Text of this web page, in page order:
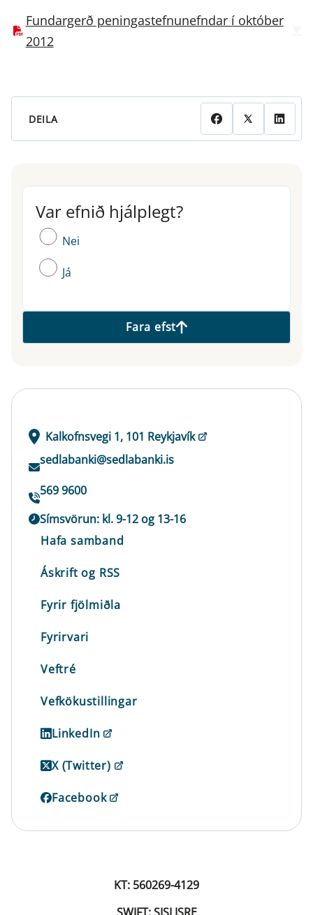
Fundargerð peningastefnunefndar í október
2012
DEILA
Var efnið hjálplegt?
Var efnið hjálplegt?
Nei
Já
Fara efst
Kalkofnsvegi 1, 101 Reykjavík
sedlabanki@sedlabanki.is
569 9600
Símsvörun: kl. 9-12 og 13-16
Hafa samband
Áskrift og RSS
Fyrir fjölmiðla
Fyrirvari
Veftré
Vefkökustillingar
LinkedIn
X (Twitter)
Facebook
KT: 560269-4129